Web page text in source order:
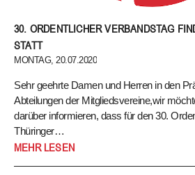
Der Auswertungszeitraum wird auf sechs
werden also die besten Ergebnisse aus
bis 30.09.2020 berücksichtigt. Details zu
Wertungen, werden in den kommenden
30. ORDENTLICHER VERBANDSTAG
STATT
MONTAG, 20.07.2020
Sehr geehrte Damen und Herren in den
Abteilungen der Mitgliedsvereine,wir
darüber informieren, dass für den 30.
Thüringer…
Sehr geehrte Damen und Herren in den
MEHR LESEN